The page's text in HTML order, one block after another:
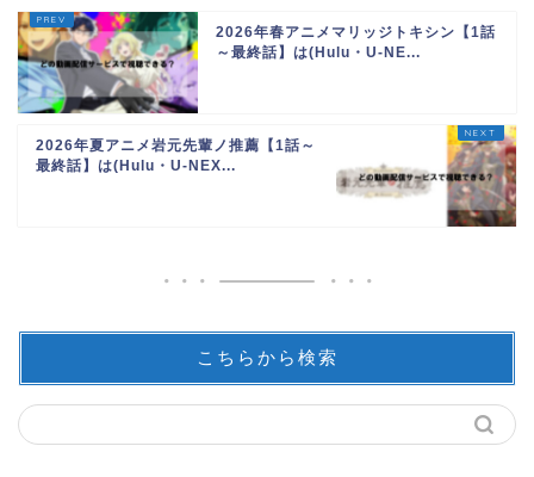
2026年春アニメマリッジトキシン【1話
～最終話】は(Hulu・U-NE...
2026年夏アニメ岩元先輩ノ推薦【1話～
最終話】は(Hulu・U-NEX...
こちらから検索